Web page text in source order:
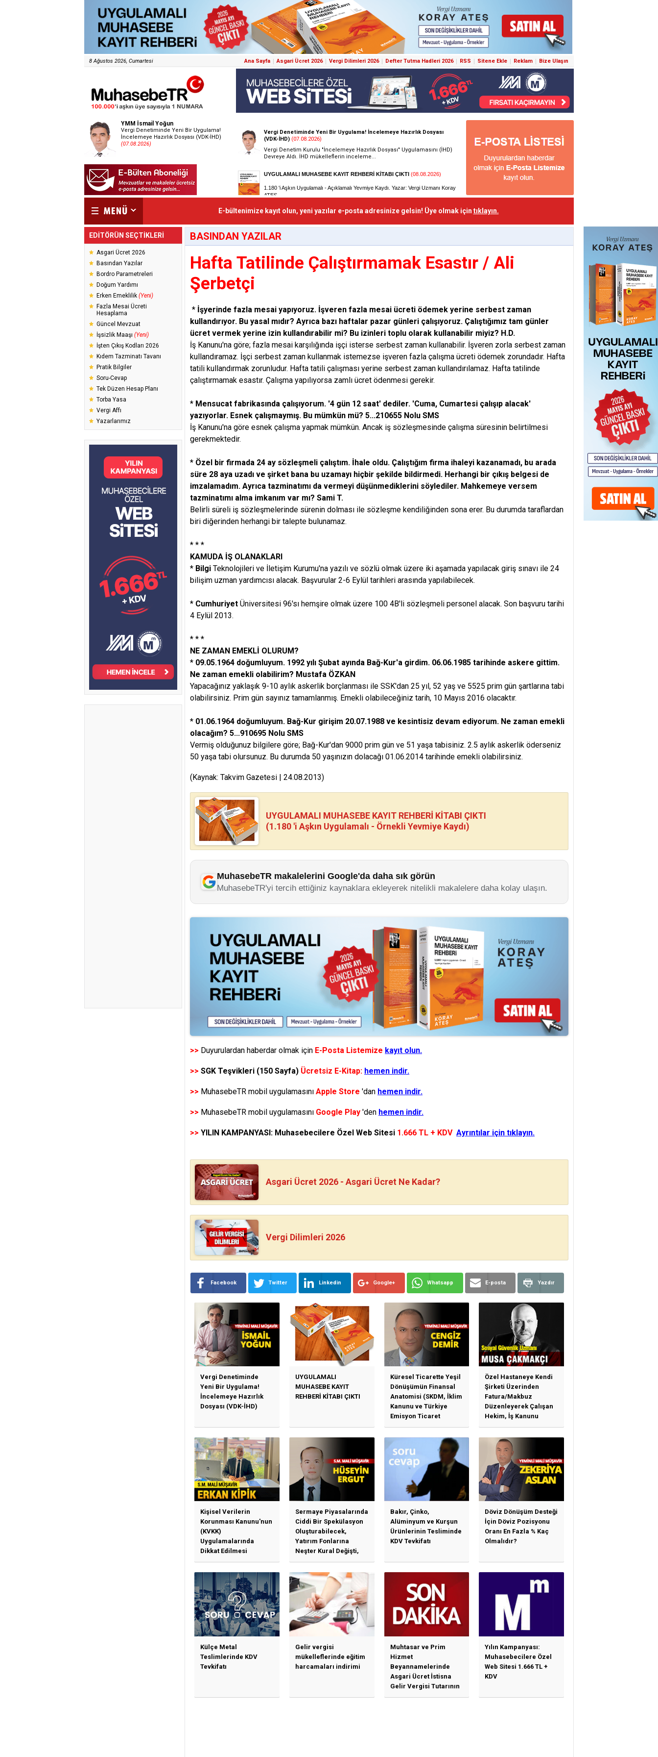
8 Ağustos 2026, Cumartesi Ana Sayfa Asgari Ücret 2026 Vergi Dilimleri 2026 Defter Tutma Hadleri 2026 RSS Sitene Ekle Reklam Bize Ulaşın
YMM İsmail Yoğun
Vergi Denetiminde Yeni Bir Uygulama!
İncelemeye Hazırlık Dosyası (VDK-İHD)
(07.08.2026)
E-bültenimize kayıt olun, yeni yazılar e-posta adresinize gelsin! Üye olmak için tıklayın.
EDİTÖRÜN SEÇTİKLERİ
Asgari Ücret 2026
Basından Yazılar
Bordro Parametreleri
Doğum Yardımı
Erken Emeklilik (Yeni)
Fazla Mesai Ücreti
Hesaplama
Güncel Mevzuat
İşsizlik Maaşı (Yeni)
İşten Çıkış Kodları 2026
Kıdem Tazminatı Tavanı
Pratik Bilgiler
Soru-Cevap
Tek Düzen Hesap Planı
Torba Yasa
Vergi Affı
Yazarlarımız
BASINDAN YAZILAR
Hafta Tatilinde Çalıştırmamak Esastır / Ali
Şerbetçi
* İşyerinde fazla mesai yapıyoruz. İşveren fazla mesai ücreti ödemek yerine serbest zaman
kullandırıyor. Bu yasal mıdır? Ayrıca bazı haftalar pazar günleri çalışıyoruz. Çalıştığımız tam günler
ücret vermek yerine izin kullandırabilir mi? Bu izinleri toplu olarak kullanabilir miyiz? H.D.
İş Kanunu'na göre; fazla mesai karşılığında işçi isterse serbest zaman kullanabilir. İşveren zorla serbest zaman
kullandıramaz. İşçi serbest zaman kullanmak istemezse işveren fazla çalışma ücreti ödemek zorundadır. Hafta
tatili kullandırmak zorunludur. Hafta tatili çalışması yerine serbest zaman kullandırılamaz. Hafta tatilinde
çalıştırmamak esastır. Çalışma yapılıyorsa zamlı ücret ödenmesi gerekir.
* Mensucat fabrikasında çalışıyorum. '4 gün 12 saat' dediler. 'Cuma, Cumartesi çalışıp alacak'
yazıyorlar. Esnek çalışmaymış. Bu mümkün mü? 5...210655 Nolu SMS
İş Kanunu'na göre esnek çalışma yapmak mümkün. Ancak iş sözleşmesinde çalışma süresinin belirtilmesi
gerekmektedir.
* Özel bir firmada 24 ay sözleşmeli çalıştım. İhale oldu. Çalıştığım firma ihaleyi kazanamadı, bu arada
süre 28 aya uzadı ve şirket bana bu uzamayı hiçbir şekilde bildirmedi. Herhangi bir çıkış belgesi de
imzalamadım. Ayrıca tazminatımı da vermeyi düşünmediklerini söylediler. Mahkemeye versem
tazminatımı alma imkanım var mı? Sami T.
Belirli süreli iş sözleşmelerinde sürenin dolması ile sözleşme kendiliğinden sona erer. Bu durumda taraflardan
biri diğerinden herhangi bir talepte bulunamaz.
* * *
KAMUDA İŞ OLANAKLARI
* Bilgi Teknolojileri ve İletişim Kurumu'na yazılı ve sözlü olmak üzere iki aşamada yapılacak giriş sınavı ile 24
bilişim uzman yardımcısı alacak. Başvurular 2-6 Eylül tarihleri arasında yapılabilecek.
* Cumhuriyet Üniversitesi 96'sı hemşire olmak üzere 100 4B'li sözleşmeli personel alacak. Son başvuru tarihi
4 Eylül 2013.
* * *
NE ZAMAN EMEKLİ OLURUM?
* 09.05.1964 doğumluyum. 1992 yılı Şubat ayında Bağ-Kur'a girdim. 06.06.1985 tarihinde askere gittim.
Ne zaman emekli olabilirim? Mustafa ÖZKAN
Yapacağınız yaklaşık 9-10 aylık askerlik borçlanması ile SSK'dan 25 yıl, 52 yaş ve 5525 prim gün şartlarına tabi
olabilirsiniz. Prim gün sayınız tamamlanmış. Emekli olabileceğiniz tarih, 10 Mayıs 2016 olacaktır.
* 01.06.1964 doğumluyum. Bağ-Kur girişim 20.07.1988 ve kesintisiz devam ediyorum. Ne zaman emekli
olacağım? 5...910695 Nolu SMS
Vermiş olduğunuz bilgilere göre; Bağ-Kur'dan 9000 prim gün ve 51 yaşa tabisiniz. 2.5 aylık askerlik öderseniz
50 yaşa tabi olursunuz. Bu durumda 50 yaşınızın dolacağı 01.06.2014 tarihinde emekli olabilirsiniz.
(Kaynak: Takvim Gazetesi | 24.08.2013)
UYGULAMALI MUHASEBE KAYIT REHBERİ KİTABI ÇIKTI
(1.180 'i Aşkın Uygulamalı - Örnekli Yevmiye Kaydı)
MuhasebeTR makalelerini Google'da daha sık görün
MuhasebeTR'yi tercih ettiğiniz kaynaklara ekleyerek nitelikli makalelere daha kolay ulaşın.
>> Duyurulardan haberdar olmak için E-Posta Listemize kayıt olun.
>> SGK Teşvikleri (150 Sayfa) Ücretsiz E-Kitap: hemen indir.
>> MuhasebeTR mobil uygulamasını Apple Store 'dan hemen indir.
>> MuhasebeTR mobil uygulamasını Google Play 'den hemen indir.
>> YILIN KAMPANYASI: Muhasebecilere Özel Web Sitesi 1.666 TL + KDV Ayrıntılar için tıklayın.
Asgari Ücret 2026 - Asgari Ücret Ne Kadar?
Vergi Dilimleri 2026
Facebook Twitter Linkedin Google+ Whatsapp E-posta Yazdır
Vergi Denetiminde
Yeni Bir Uygulama!
İncelemeye Hazırlık
Dosyası (VDK-İHD)
UYGULAMALI
MUHASEBE KAYIT
REHBERİ KİTABI ÇIKTI
Küresel Ticarette Yeşil
Dönüşümün Finansal
Anatomisi (SKDM, İklim
Kanunu ve Türkiye
Emisyon Ticaret
Sistemi (TR-ETS)
Özel Hastaneye Kendi
Şirketi Üzerinden
Fatura/Makbuz
Düzenleyerek Çalışan
Hekim, İş Kanunu
Hükümlerinden
Kişisel Verilerin
Korunması Kanunu'nun
(KVKK)
Uygulamalarında
Dikkat Edilmesi
Gereken Özet Başlıklar
Sermaye Piyasalarında
Ciddi Bir Spekülasyon
Oluşturabilecek,
Yatırım Fonlarına
Neşter Kural Değişti,
SPK’dan Kritik Hamle
Haberlerine Sermaye
Piyasası Kurulundan
Yalanlama Ve Yerinde
Bir Açıklama Geldi
Bakır, Çinko,
Alüminyum ve Kurşun
Ürünlerinin Tesliminde
KDV Tevkifatı
Döviz Dönüşüm Desteği
İçin Döviz Pozisyonu
Oranı En Fazla % Kaç
Olmalıdır?
Külçe Metal
Teslimlerinde KDV
Tevkifatı
Gelir vergisi
mükelleflerinde eğitim
harcamaları indirimi
Muhtasar ve Prim
Hizmet
Beyannamelerinde
Asgari Ücret İstisna
Gelir Vergisi Tutarının
Güncellenmesine
Yılın Kampanyası:
Muhasebecilere Özel
Web Sitesi 1.666 TL +
KDV